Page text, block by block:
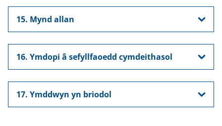
15. Mynd allan
16. Ymdopi â sefyllfaoedd cymdeithasol
17. Ymddwyn yn briodol